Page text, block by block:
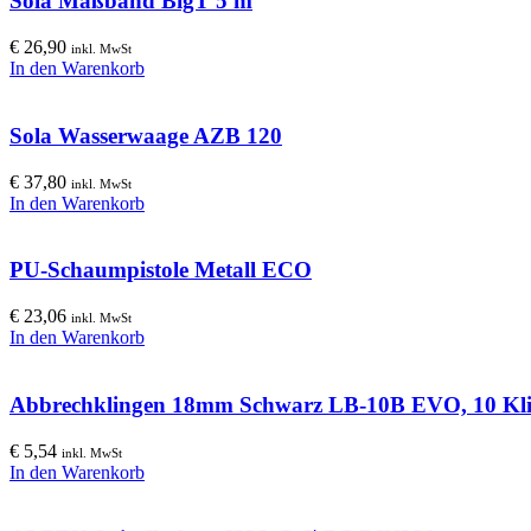
€ 26,90 inkl. MwSt
In den Warenkorb
Sola Wasserwaage AZB 120
€ 37,80 inkl. MwSt
In den Warenkorb
PU-Schaumpistole Metall ECO
€ 23,06 inkl. MwSt
In den Warenkorb
Abbrechklingen 18mm Schwarz LB-10B EVO, 10
€ 5,54 inkl. MwSt
In den Warenkorb